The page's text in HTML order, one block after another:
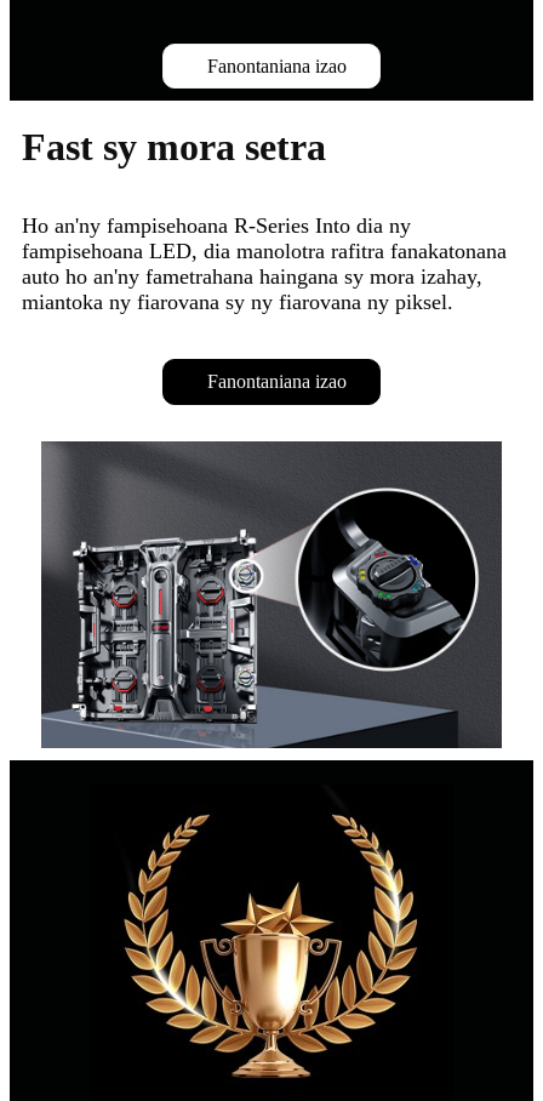
Fanontaniana izao
Fast sy mora setra
Ho an'ny fampisehoana R-Series Into dia ny
fampisehoana LED, dia manolotra rafitra fanakatonana
auto ho an'ny fametrahana haingana sy mora izahay,
miantoka ny fiarovana sy ny fiarovana ny piksel.
Fanontaniana izao